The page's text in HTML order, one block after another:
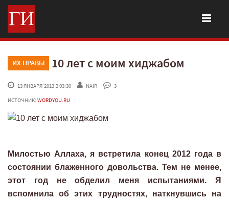
ИХ НРАВЫ 10 лет с моим хиджабом
13 ЯНВАРЯ'2013 В 03:30 NAIR
3
ИСТОЧНИК: WORDYOU.RU
Милостью Аллаха, я встретила конец 2012 года в
состоянии блаженного довольства. Тем не менее,
этот год не обделил меня испытаниями. Я
вспомнила об этих трудностях, наткнувшись на